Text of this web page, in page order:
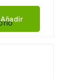
Añadir